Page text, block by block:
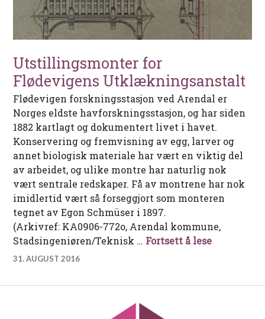
Utstillingsmonter for
Flødevigens Utklækningsanstalt
Flødevigen forskningsstasjon ved Arendal er
Norges eldste havforskningsstasjon, og har siden
1882 kartlagt og dokumentert livet i havet.
Konservering og fremvisning av egg, larver og
annet biologisk materiale har vært en viktig del
av arbeidet, og ulike montre har naturlig nok
vært sentrale redskaper. Få av montrene har nok
imidlertid vært så forseggjort som monteren
tegnet av Egon Schmüser i 1897.
(Arkivref: KA0906-772o, Arendal kommune,
Stadsingeniøren/Teknisk … Fortsett å lese
31. AUGUST 2016